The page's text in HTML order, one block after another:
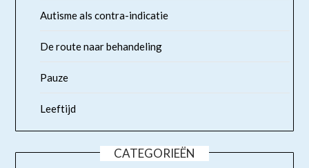
Autisme als contra-indicatie
De route naar behandeling
Pauze
Leeftijd
CATEGORIEËN